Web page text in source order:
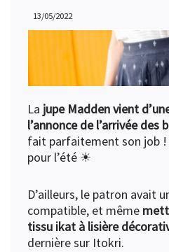
13/05/2022
La jupe Madden vient
l’annonce de l’arrivée des
fait parfaitement son job !
pour l’été ☀︎
D’ailleurs, le patron avait
compatible, et même
tissu ikat à lisière
dernière sur Itokri.